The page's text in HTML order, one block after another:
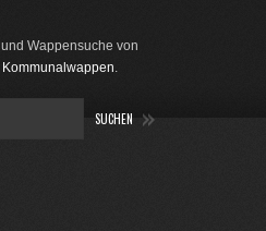
Wappensuche von
Kommunalwappen.